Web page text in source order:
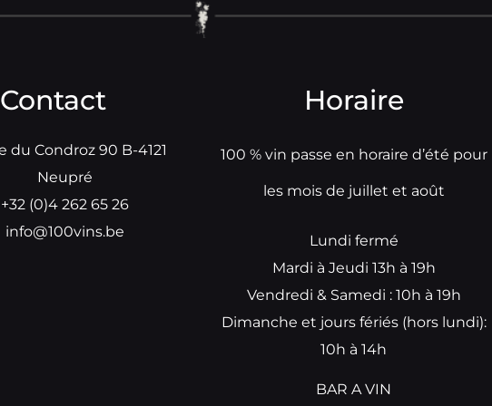
Contact
du Condroz 90 B-4121
Neupré
+32 (0)4 262 65 26
info@100vins.be
Horaire
100 % vin passe en horaire d’été pour
les mois de juillet et août
Lundi fermé
Mardi à Jeudi 13h à 19h
Vendredi & Samedi : 10h à 19h
Dimanche et jours fériés (hors lundi):
10h à 14h
BAR A VIN